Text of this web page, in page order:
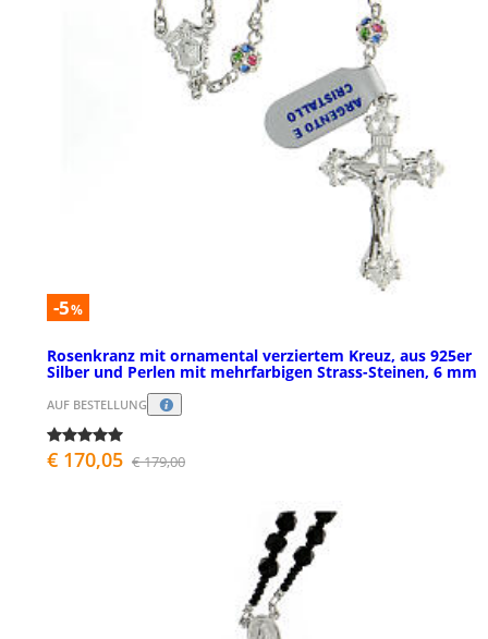
-5%
Rosenkranz mit ornamental verziertem Kreuz, aus 925er
Silber und Perlen mit mehrfarbigen Strass-Steinen, 6 mm
AUF BESTELLUNG
€ 170,05 € 179,00